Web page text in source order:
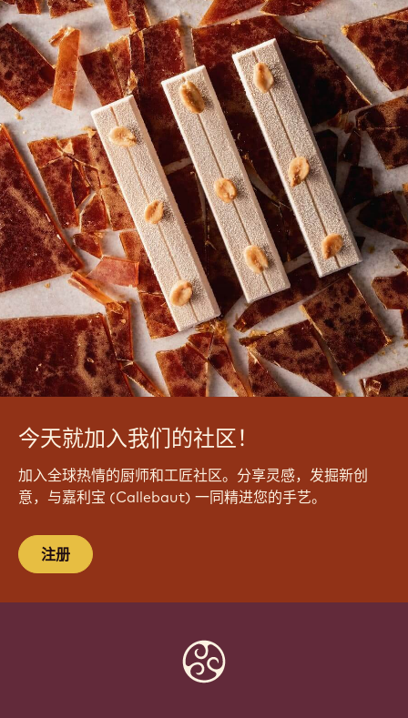
今天就加入我们的社区！
加入全球热情的厨师和工匠社区。分享灵感，发掘新创
意，与嘉利宝 (Callebaut) 一同精进您的手艺。
注册